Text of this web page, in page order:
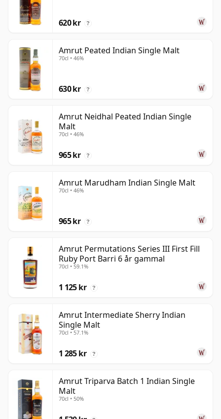
620 kr ?
Amrut Peated Indian Single Malt
70cl • 46%
630 kr ?
Amrut Neidhal Peated Indian Single
Malt
70cl • 46%
965 kr ?
Amrut Marudham Indian Single Malt
70cl • 46%
965 kr ?
Amrut Permutations Series III First Fill
Ruby Port Barri 6 år gammal
70cl • 59.1%
1 125 kr ?
Amrut Intermediate Sherry Indian
Single Malt
70cl • 57.1%
1 285 kr ?
Amrut Triparva Batch 1 Indian Single
Malt
70cl • 50%